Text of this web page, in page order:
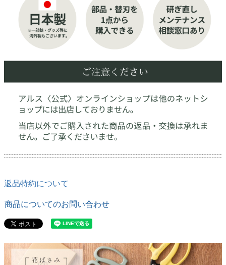
返品特約について
商品についてのお問い合わせ